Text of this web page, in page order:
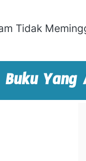
Tidak
Buku Yang